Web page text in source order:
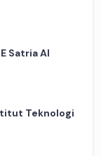
Satria Al
Teknologi